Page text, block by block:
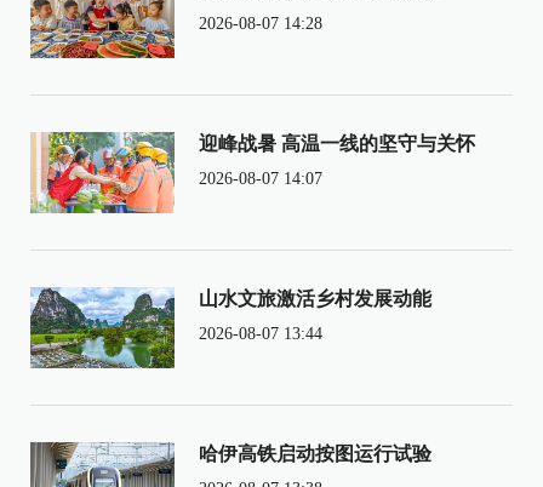
2026-08-07 14:28
迎峰战暑 高温一线的坚守与关怀
2026-08-07 14:07
山水文旅激活乡村发展动能
2026-08-07 13:44
哈伊高铁启动按图运行试验